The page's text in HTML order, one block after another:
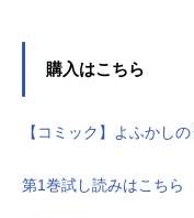
購入はこちら
【コミック】よふかし
第1巻試し読みはこちら